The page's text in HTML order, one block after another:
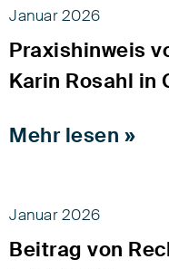
Januar 2026
Praxishinweis
Karin Rosahl in
Mehr lesen »
Januar 2026
Beitrag von